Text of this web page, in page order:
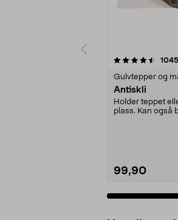
1045
Gulvtepper og
Antiskli
Holder teppet
plass. Kan også
99,90
4.5 av